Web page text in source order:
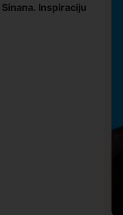
Inspiraciju